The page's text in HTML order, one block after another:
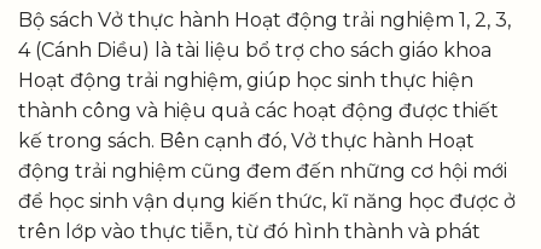
Bộ sách Vở thực hành Hoạt động trải nghiệm 1, 2, 3,
4 (Cánh Diều) là tài liệu bổ trợ cho sách giáo khoa
Hoạt động trải nghiệm, giúp học sinh thực hiện
thành công và hiệu quả các hoạt động được thiết
kế trong sách. Bên cạnh đó, Vở thực hành Hoạt
động trải nghiệm cũng đem đến những cơ hội mới
để học sinh vận dụng kiến thức, kĩ năng học được ở
trên lớp vào thực tiễn, từ đó hình thành và phát